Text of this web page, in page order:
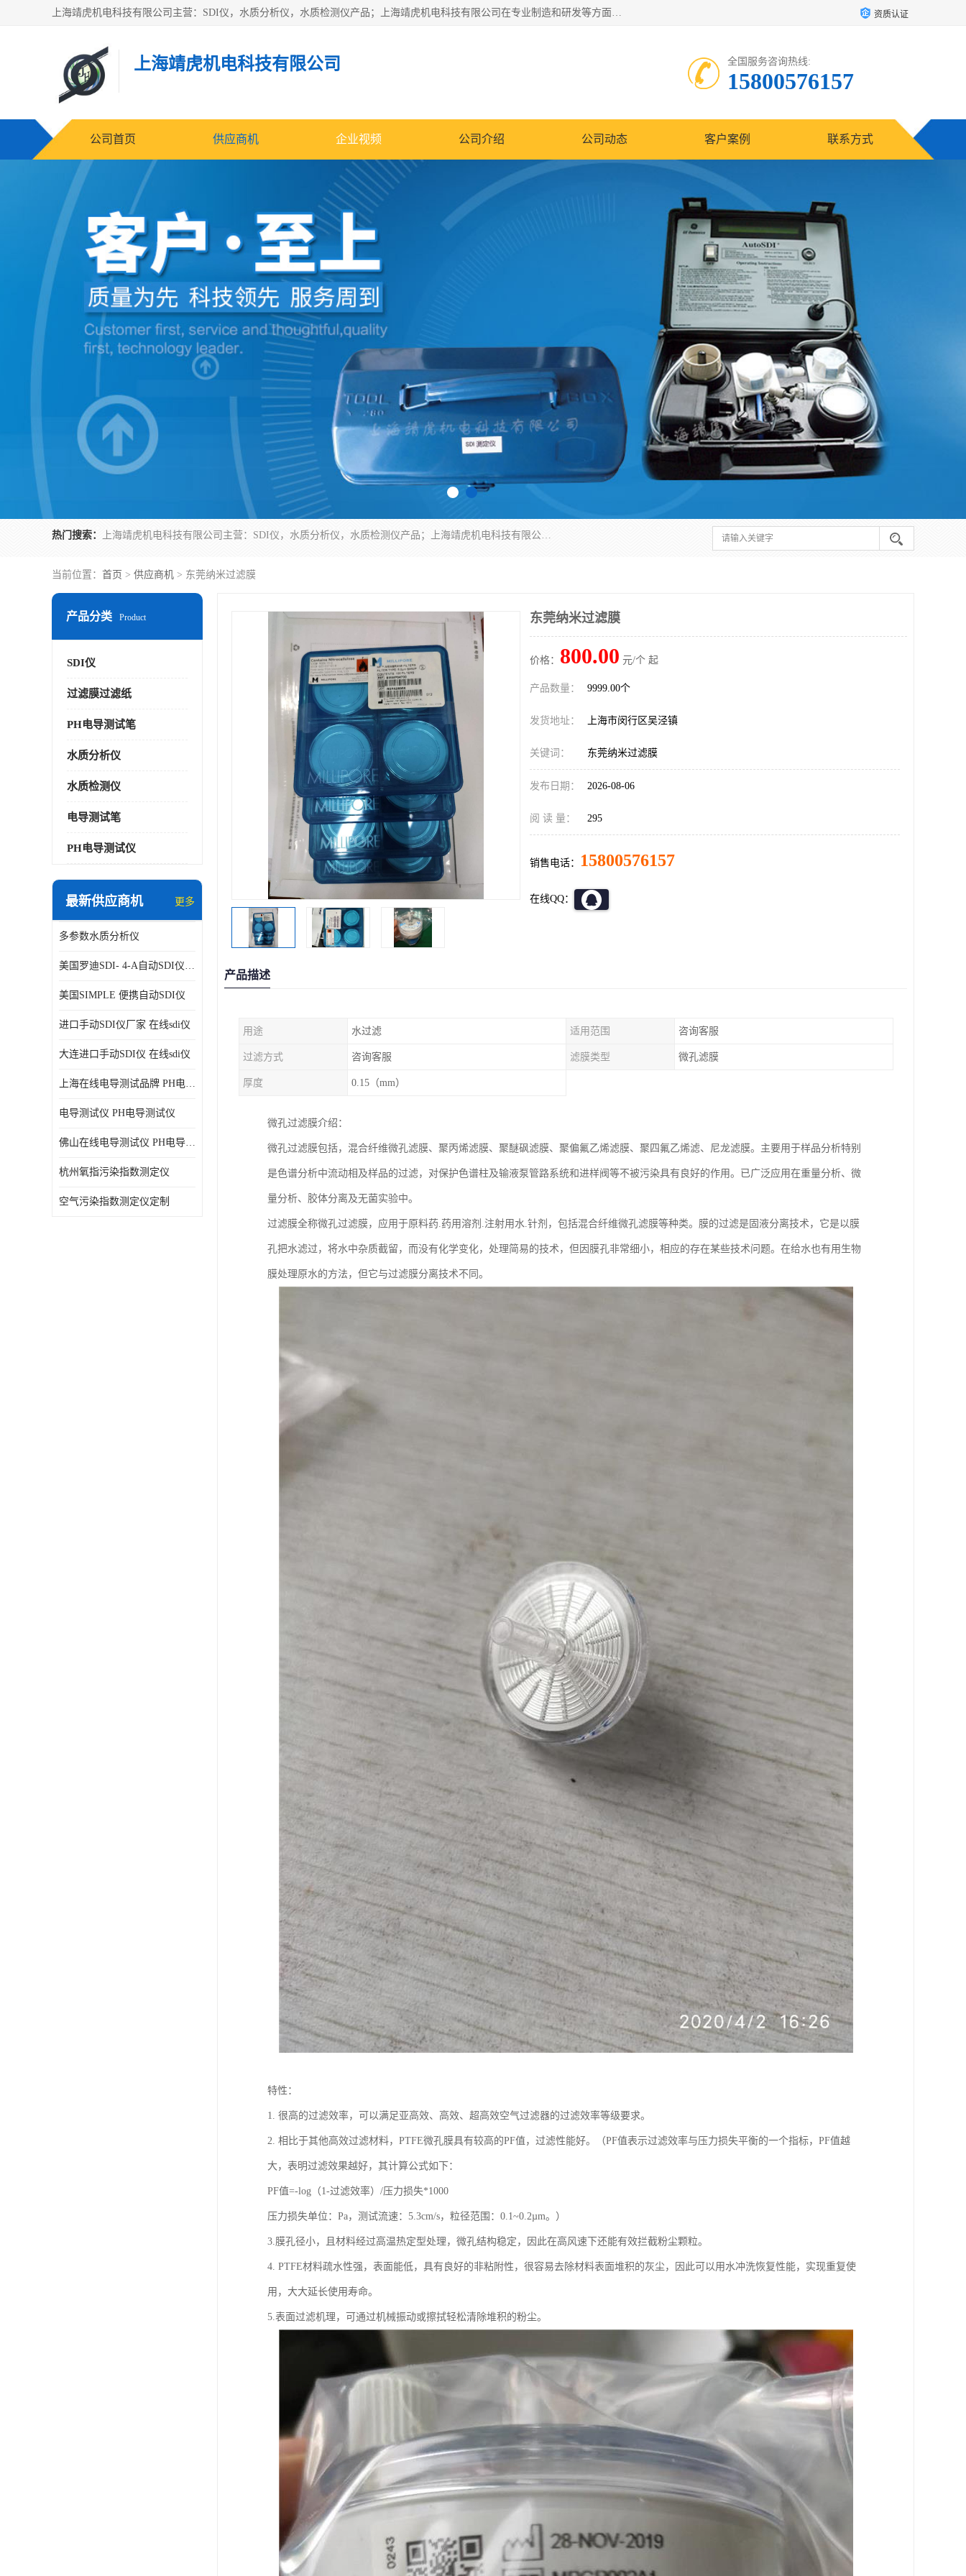
上海靖虎机电科技有限公司主营：SDI仪，水质分析仪，水质检测仪产品；上海靖虎机电科技有限公司在专业制造和研发等方面的强大的平台优势，利用自身在自动化仪表、自控系统及环保监测仪器的专长，以优良的技术，优越的产品质量和良好的服务质量与广大客户真诚合作。 资质认证
上海靖虎机电科技有限公司 全国服务咨询热线:
15800576157
公司首页 供应商机 企业视频 公司介绍 公司动态 客户案例 联系方式
热门搜索： 上海靖虎机电科技有限公司主营：SDI仪，水质分析仪，水质检测仪产品；上海靖虎机电科技有限公司在专业制造和研发等方面的强大的平台优势，利用自身在自动化仪表、自控系统及环保监测仪器的专长，以优良的技术，优越的产品质量和良好的服务质量与广大客户真诚合作。
当前位置： 首页 > 供应商机 > 东莞纳米过滤膜
产品分类 Product
SDI仪
过滤膜过滤纸
PH电导测试笔
水质分析仪
水质检测仪
电导测试笔
PH电导测试仪
最新供应商机 更多
多参数水质分析仪
美国罗迪SDI- 4-A自动SDI仪在线分析仪污染指数仪
美国SIMPLE 便携自动SDI仪
进口手动SDI仪厂家 在线sdi仪
大连进口手动SDI仪 在线sdi仪
上海在线电导测试品牌 PH电导测试仪
电导测试仪 PH电导测试仪
佛山在线电导测试仪 PH电导测试仪
杭州氧指污染指数测定仪
空气污染指数测定仪定制
东莞纳米过滤膜
价格： 800.00 元/个 起
产品数量： 9999.00个
发货地址： 上海市闵行区吴泾镇
关键词： 东莞纳米过滤膜
发布日期： 2026-08-06
阅 读 量： 295
销售电话： 15800576157
在线QQ：
产品描述
用途 水过滤 适用范围 咨询客服
过滤方式 咨询客服 滤膜类型 微孔滤膜
厚度 0.15（mm）
微孔过滤膜介绍：
微孔过滤膜包括，混合纤维微孔滤膜、聚丙烯滤膜、聚醚砜滤膜、聚偏氟乙烯滤膜、聚四氟乙烯滤、尼龙滤膜。主要用于样品分析特别
是色谱分析中流动相及样品的过滤，对保护色谱柱及输液泵管路系统和进样阀等不被污染具有良好的作用。已广泛应用在重量分析、微
量分析、胶体分离及无菌实验中。
过滤膜全称微孔过滤膜，应用于原料药.药用溶剂.注射用水.针剂，包括混合纤维微孔滤膜等种类。膜的过滤是固液分离技术，它是以膜
孔把水滤过，将水中杂质截留，而没有化学变化，处理简易的技术，但因膜孔非常细小，相应的存在某些技术问题。在给水也有用生物
膜处理原水的方法，但它与过滤膜分离技术不同。
特性：
1. 很高的过滤效率，可以满足亚高效、高效、超高效空气过滤器的过滤效率等级要求。
2. 相比于其他高效过滤材料，PTFE微孔膜具有较高的PF值，过滤性能好。（PF值表示过滤效率与压力损失平衡的一个指标，PF值越
大，表明过滤效果越好，其计算公式如下：
PF值=-log（1-过滤效率）/压力损失*1000
压力损失单位：Pa，测试流速：5.3cm/s，粒径范围：0.1~0.2µm。）
3.膜孔径小，且材料经过高温热定型处理，微孔结构稳定，因此在高风速下还能有效拦截粉尘颗粒。
4. PTFE材料疏水性强，表面能低，具有良好的非粘附性，很容易去除材料表面堆积的灰尘，因此可以用水冲洗恢复性能，实现重复使
用，大大延长使用寿命。
5.表面过滤机理，可通过机械振动或擦拭轻松清除堆积的粉尘。